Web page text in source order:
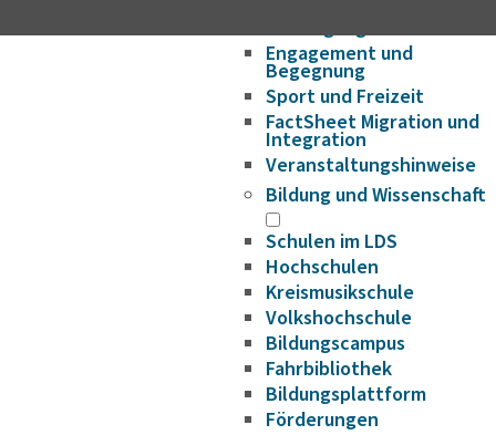
Versorgung im Landkreis
Engagement und
Begegnung
Sport und Freizeit
FactSheet Migration und
Integration
Veranstaltungshinweise
Bildung und Wissenschaft
Schulen im LDS
Hochschulen
Kreismusikschule
Volkshochschule
Bildungscampus
Fahrbibliothek
Bildungsplattform
Förderungen